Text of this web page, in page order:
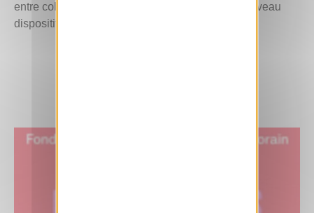
entre collection, architecture et ville grâce au nouveau
dispositif de Jean Nouvel.